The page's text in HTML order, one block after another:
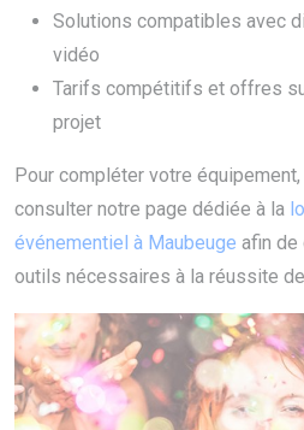
Solutions compatibles avec
vidéo
Tarifs compétitifs et offres
projet
Pour compléter votre
consulter notre page dédiée à la
événementiel à Maubeuge afin
outils nécessaires à la réussite